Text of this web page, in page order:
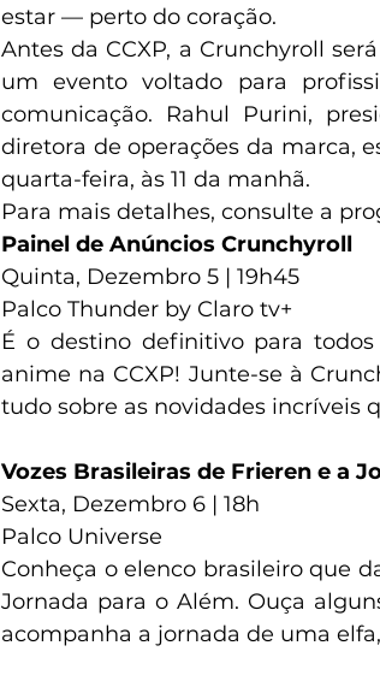
estar — perto do coração.
Antes da CCXP, a Crunchyroll
um evento voltado para
comunicação. Rahul Purini,
diretora de operações da marca,
quarta-feira, às 11 da manhã.
Para mais detalhes, consulte a
⁠Painel de Anúncios Crunchyroll
Quinta, Dezembro 5 | 19h45
Palco Thunder by Claro tv+
É o destino definitivo para
anime na CCXP! Junte-se à
tudo sobre as novidades incríveis
Vozes Brasileiras de Frieren e a
Sexta, Dezembro 6 | 18h
Palco Universe
Conheça o elenco brasileiro que
Jornada para o Além. Ouça
acompanha a jornada de uma